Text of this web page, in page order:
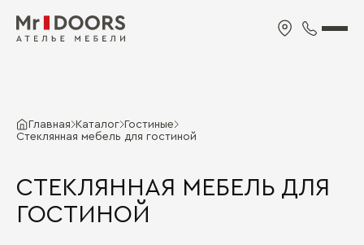
Главная Каталог Гостиные
Cтеклянная мебель для гостиной
CТЕКЛЯННАЯ МЕБЕЛЬ ДЛЯ
ГОСТИНОЙ